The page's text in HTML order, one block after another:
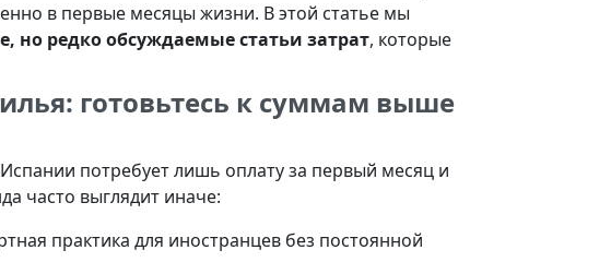
в первые месяцы жизни. В этой статье мы
но редко обсуждаемые статьи затрат, которые
готовьтесь к суммам выше
потребует лишь оплату за первый месяц и
часто выглядит иначе:
практика для иностранцев без постоянной